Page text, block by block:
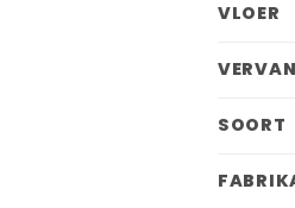
VLOER
SOORT